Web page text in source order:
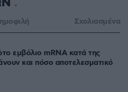
Σχολιασμένα
εμβόλιο mRNA κατά της
και πόσο αποτελεσματικό